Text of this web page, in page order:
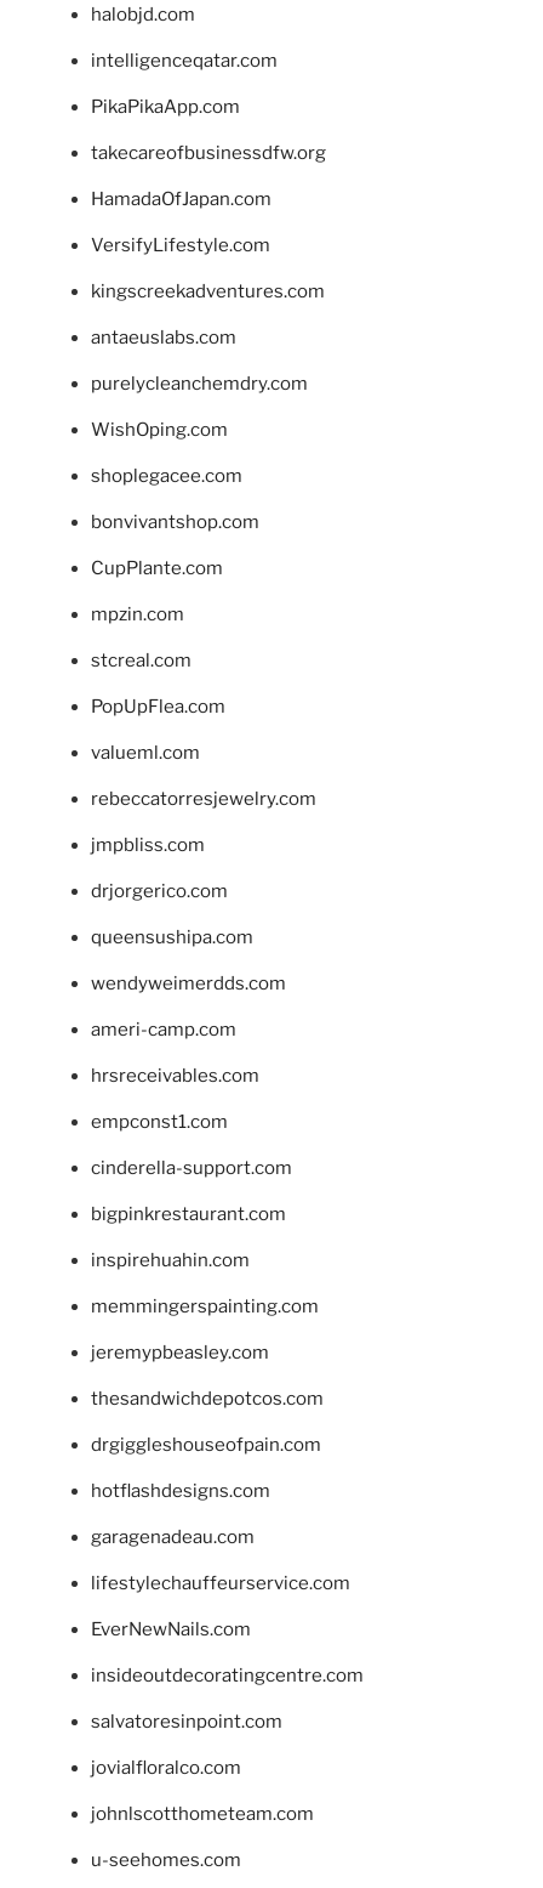
halobjd.com
intelligenceqatar.com
PikaPikaApp.com
takecareofbusinessdfw.org
HamadaOfJapan.com
VersifyLifestyle.com
kingscreekadventures.com
antaeuslabs.com
purelycleanchemdry.com
WishOping.com
shoplegacee.com
bonvivantshop.com
CupPlante.com
mpzin.com
stcreal.com
PopUpFlea.com
valueml.com
rebeccatorresjewelry.com
jmpbliss.com
drjorgerico.com
queensushipa.com
wendyweimerdds.com
ameri-camp.com
hrsreceivables.com
empconst1.com
cinderella-support.com
bigpinkrestaurant.com
inspirehuahin.com
memmingerspainting.com
jeremypbeasley.com
thesandwichdepotcos.com
drgiggleshouseofpain.com
hotflashdesigns.com
garagenadeau.com
lifestylechauffeurservice.com
EverNewNails.com
insideoutdecoratingcentre.com
salvatoresinpoint.com
jovialfloralco.com
johnlscotthometeam.com
u-seehomes.com